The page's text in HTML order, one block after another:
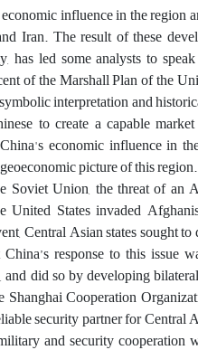
influence in the region
Iran. The result of these
has led some analysts to
of the Marshall Plan of the
interpretation and
to create a capable
economic influence in
picture of this region.
Union, the threat of an
United States invaded
Central Asian states sought
response to this issue
did so by developing
Cooperation
security partner for Central
and security cooperation